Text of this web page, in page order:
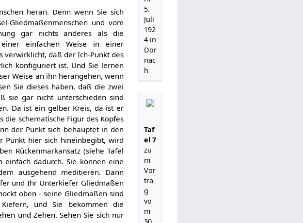
5.
Juli
192
4 in
Dor
nac
h
Taf
el 7
zu
m
Vor
tra
g
vo
m
heran. Denn wenn Sie sich
Gliedmaßenmenschen und vom
gar nichts anderes als die
einfachen Weise in einer
verwirklicht, daß der Ich-Punkt des
konfiguriert ist. Und Sie lernen
Weise an ihn herangehen, wenn
Sie dieses haben, daß die zwei
sie gar nicht unterschieden sind
Da ist ein gelber Kreis, da ist er
die schematische Figur des Kopfes
der Punkt sich behauptet in den
Punkt hier sich hineinbegibt, wird
Rückenmarkansatz (siehe Tafel
dadurch. Sie können eine
ausgehend meditieren. Dann
und Ihr Unterkiefer Gliedmaßen
oben - seine Gliedmaßen sind
und Sie bekommen die
und Zehen. Sehen Sie sich nur